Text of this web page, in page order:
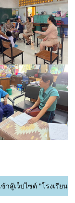
ปไซต์ "โรงเรียนน่านปั